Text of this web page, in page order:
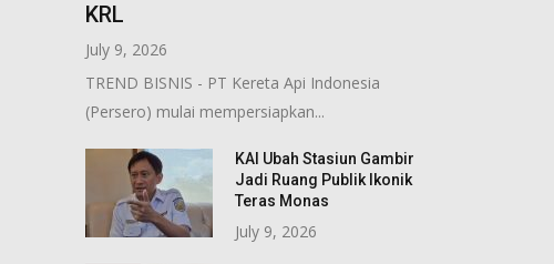
KRL
July 9, 2026
TREND BISNIS - PT Kereta Api Indonesia
(Persero) mulai mempersiapkan...
KAI Ubah Stasiun Gambir
Jadi Ruang Publik Ikonik
Teras Monas
July 9, 2026